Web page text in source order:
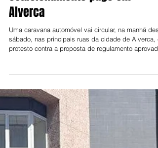
Caravana protesta contra
estacionamento pago em
Alverca
de Xira, que prevê a criação de zonas de
estacionamento pago em Alverca e na Póvoa de
Santa Iria e o alargamento dos parquímetros na sede
de concelho. O protesto é organizado pela Concelhia
vila-franquense da CDU e terá início no Parque 25 de
Abril (10h30). O presidente da